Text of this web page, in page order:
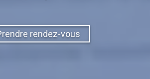
rendez-vous